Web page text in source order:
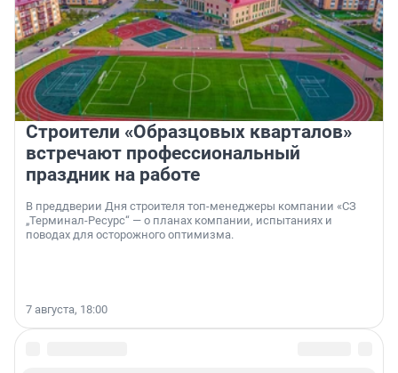
Строители «Образцовых кварталов»
встречают профессиональный
праздник на работе
В преддверии Дня строителя топ-менеджеры компании «СЗ
„Терминал-Ресурс“ — о планах компании, испытаниях и
поводах для осторожного оптимизма.
7 августа, 18:00